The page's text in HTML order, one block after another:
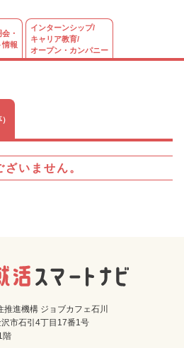
・
情報
インターンシップ/
キャリア教育/
オープン・カンパニー
いません。
進機構 ジョブカフェ石川
市石引4丁目17番1号
階